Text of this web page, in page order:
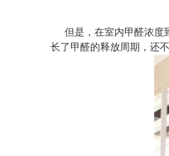
但是，在室内甲醛浓度
长了甲醛的释放周期，还不